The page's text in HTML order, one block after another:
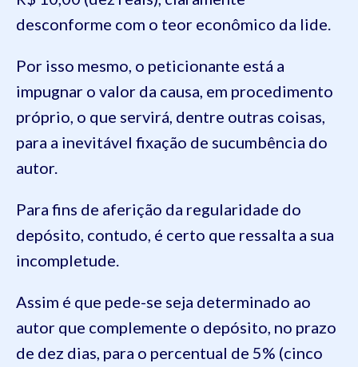
desconforme com o teor econômico da lide.
Por isso mesmo, o peticionante está a
impugnar o valor da causa, em procedimento
próprio, o que servirá, dentre outras coisas,
para a inevitável fixação de sucumbência do
autor.
Para fins de aferição da regularidade do
depósito, contudo, é certo que ressalta a sua
incompletude.
Assim é que pede-se seja determinado ao
autor que complemente o depósito, no prazo
de dez dias, para o percentual de 5% (cinco